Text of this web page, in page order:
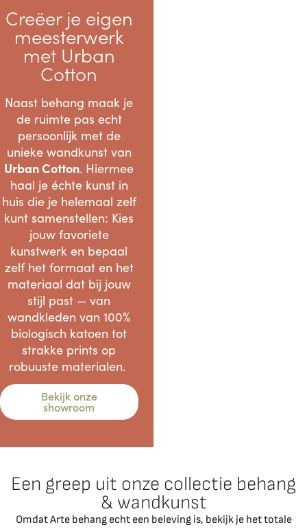
Creëer je eigen
meesterwerk
met Urban
Cotton
Naast behang maak je
de ruimte pas echt
persoonlijk met de
unieke wandkunst van
Urban Cotton. Hiermee
haal je échte kunst in
huis die je helemaal zelf
kunt samenstellen: Kies
jouw favoriete
kunstwerk en bepaal
zelf het formaat en het
materiaal dat bij jouw
stijl past — van
wandkleden van 100%
biologisch katoen tot
strakke prints op
robuuste materialen.
Bekijk onze
showroom
een greep uit onze collectie behang
& wandkunst
Omdat Arte behang echt een beleving is, bekijk je het totale